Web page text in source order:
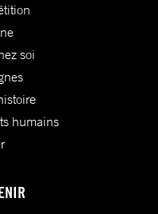
soi
humains